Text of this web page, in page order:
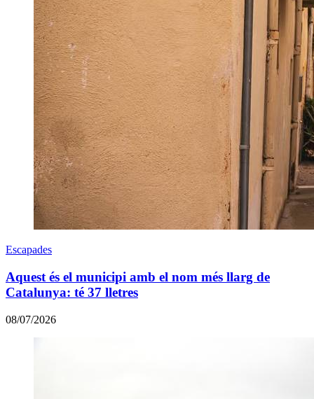
Escapades
Aquest és el municipi amb el nom més llarg de
Catalunya: té 37 lletres
08/07/2026